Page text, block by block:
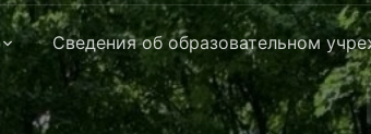
Сведения об образовательном